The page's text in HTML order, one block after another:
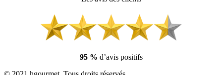
95 % d’avis positifs